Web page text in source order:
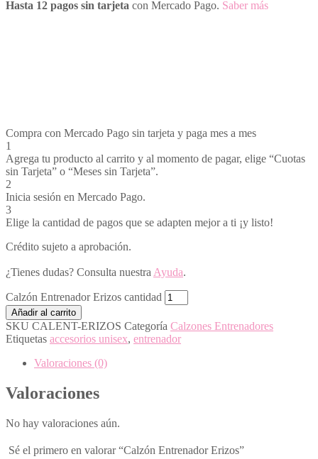
Hasta 12 pagos sin tarjeta con Mercado Pago. Saber más
Compra con Mercado Pago sin tarjeta y paga mes a mes
1
Agrega tu producto al carrito y al momento de pagar, elige “Cuotas
sin Tarjeta” o “Meses sin Tarjeta”.
2
Inicia sesión en Mercado Pago.
3
Elige la cantidad de pagos que se adapten mejor a ti ¡y listo!
Crédito sujeto a aprobación.
¿Tienes dudas? Consulta nuestra Ayuda.
Calzón Entrenador Erizos cantidad
Añadir al carrito
SKU CALENT-ERIZOS Categoría Calzones Entrenadores
Etiquetas accesorios unisex, entrenador
Valoraciones (0)
Valoraciones
No hay valoraciones aún.
Sé el primero en valorar “Calzón Entrenador Erizos”